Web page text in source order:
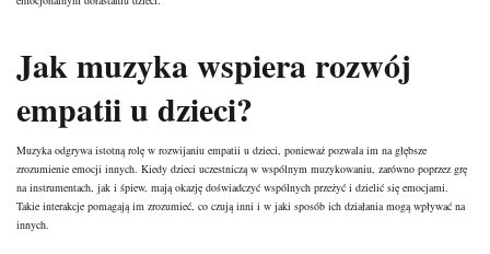
Jak muzyka wspiera rozwój
empatii u dzieci?
Muzyka odgrywa istotną rolę w rozwijaniu empatii u dzieci, ponieważ pozwala im na głębsze
zrozumienie emocji innych. Kiedy dzieci uczestniczą w wspólnym muzykowaniu, zarówno poprzez grę
na instrumentach, jak i śpiew, mają okazję doświadczyć wspólnych przeżyć i dzielić się emocjami.
Takie interakcje pomagają im zrozumieć, co czują inni i w jaki sposób ich działania mogą wpływać na
innych.